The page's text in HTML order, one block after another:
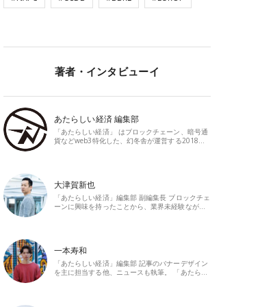
著者・インタビューイ
あたらしい経済 編集部
「あたらしい経済」 はブロックチェーン、暗号通
貨などweb3特化した、幻冬舎が運営する2018…
大津賀新也
「あたらしい経済」編集部 副編集長 ブロックチェ
ーンに興味を持ったことから、業界未経験なが…
一本寿和
「あたらしい経済」編集部 記事のバナーデザイン
を主に担当する他、ニュースも執筆。 「あたら…